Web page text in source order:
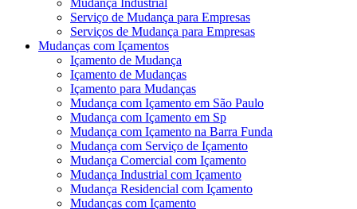
Mudança Industrial
Serviço de Mudança para Empresas
Serviços de Mudança para Empresas
Mudanças com Içamentos
Içamento de Mudança
Içamento de Mudanças
Içamento para Mudanças
Mudança com Içamento em São Paulo
Mudança com Içamento em Sp
Mudança com Içamento na Barra Funda
Mudança com Serviço de Içamento
Mudança Comercial com Içamento
Mudança Industrial com Içamento
Mudança Residencial com Içamento
Mudanças com Içamento